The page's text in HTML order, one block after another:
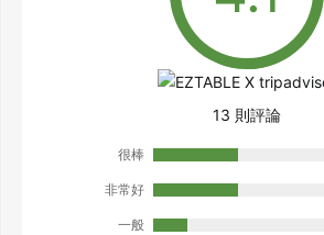
13 則評論
很棒
非常好
一般